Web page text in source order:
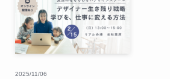
2025/11/06